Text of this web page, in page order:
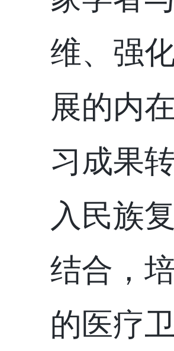
维、强
展的内
习成果
入民族
结合，
的医疗